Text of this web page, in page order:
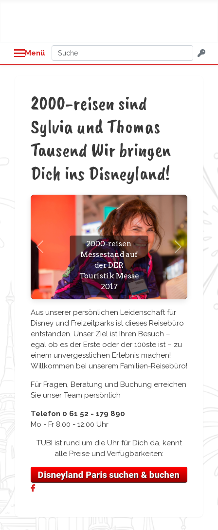
Menü Suchen
2000-reisen sind
Sylvia und Thomas
Tausend Wir bringen
Dich ins Disneyland!
2000-reisen
Messestand auf
der DER
Touristik Messe
2017
Micky und
Minnie Maus im
Disneyland Paris
Vorheriges Nächstes
Aus unserer persönlichen Leidenschaft für
Disney und Freizeitparks ist dieses Reisebüro
entstanden. Unser Ziel ist Ihren Besuch –
egal ob es der Erste oder der 100ste ist – zu
einem unvergesslichen Erlebnis machen!
Willkommen bei unserem Familien-Reisebüro!
Für Fragen, Beratung und Buchung erreichen
Sie unser Team persönlich
Telefon 0 61 52 - 179 890
Mo - Fr 8:00 - 12:00 Uhr
TUBI ist rund um die Uhr für Dich da, kennt
alle Preise und Verfügbarkeiten: